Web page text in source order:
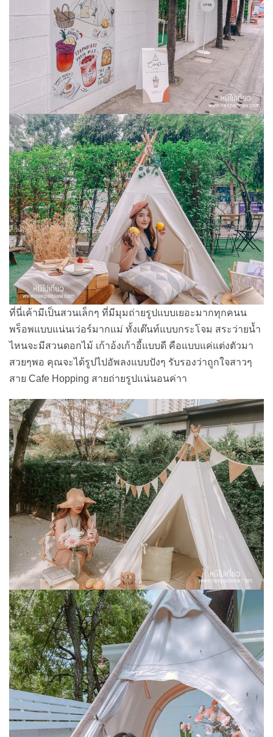
ที่นี่เค้ามีเป็นสวนเล็กๆ ที่มีมุมถ่ายรูปแบบเยอะมากทุกคนน
พร็อพแบบแน่นเว่อร์มากแม่ ทั้งเต๊นท์แบบกระโจม สระว่ายน้ำ
ไหนจะมีสวนดอกไม้ เก้าอ้งเก้าอี้แบบดี คือแบบแค่แต่งตัวมา
สวยๆพอ คุณจะได้รูปไปอัพลงแบบปังๆ รับรองว่าถูกใจสาวๆ
สาย Cafe Hopping สายถ่ายรูปแน่นอนค่าา